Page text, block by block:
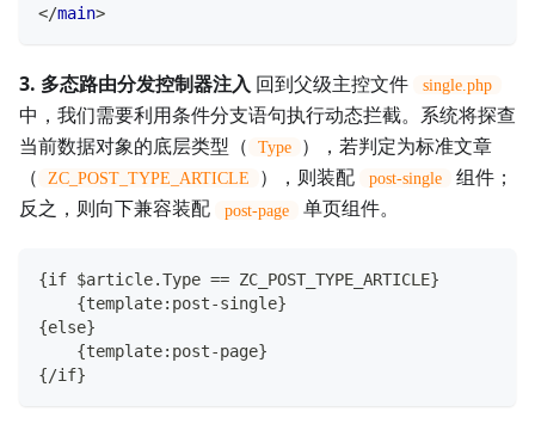
</main>
3. 多态路由分发控制器注入 回到父级主控文件 single.php
中，我们需要利用条件分支语句执行动态拦截。系统将探查
当前数据对象的底层类型（
Type
），若判定为标准文章
（
ZC_POST_TYPE_ARTICLE ），则装配 post-single
组件；
反之，则向下兼容装配
post-page 单页组件。
{if $article.Type == ZC_POST_TYPE_ARTICLE}
    {template:post-single}
{else}
    {template:post-page}
{/if}